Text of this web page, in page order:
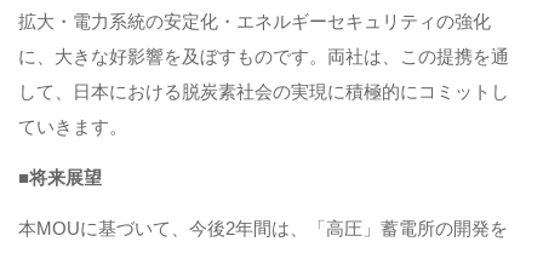
拡大・電力系統の安定化・エネルギーセキュリティの強化
に、大きな好影響を及ぼすものです。両社は、この提携を通
して、日本における脱炭素社会の実現に積極的にコミットし
ていきます。
■将来展望
本MOUに基づいて、今後2年間は、「高圧」蓄電所の開発を